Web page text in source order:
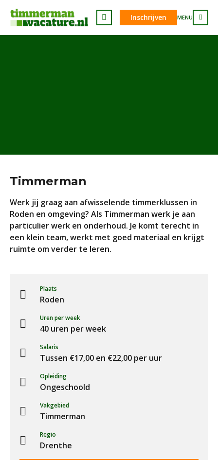
Inschrijven MENU
Timmerman
Werk jij graag aan afwisselende timmerklussen in
Roden en omgeving? Als Timmerman werk je aan
particulier werk en onderhoud. Je komt terecht in
een klein team, werkt met goed materiaal en krijgt
ruimte om verder te leren.
Plaats
Roden
Uren per week
40 uren per week
Salaris
Tussen €17,00 en €22,00 per uur
Opleiding
Ongeschoold
Vakgebied
Timmerman
Regio
Drenthe